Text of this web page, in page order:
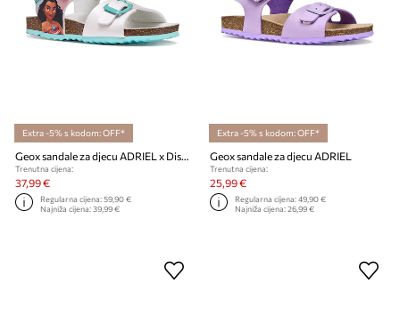
Extra -5% s kodom: OFF*
Geox sandale za djecu ADRIEL x Disney Princess
Trenutna cijena:
37,99 €
Regularna cijena:59,90 €
Najniža cijena:39,99 €
Extra -5% s kodom: OFF*
Geox sandale za djecu ADRIEL
Trenutna cijena:
25,99 €
Regularna cijena:49,90 €
Najniža cijena:26,99 €